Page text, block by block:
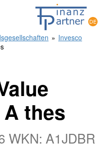
» Invesco
thes
WKN: A1JDBR